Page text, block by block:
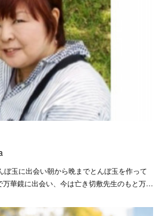
玉に出会い朝から晩までとんぼ玉を作って
万華鏡に出会い、今は亡き切敷先生のもと万…